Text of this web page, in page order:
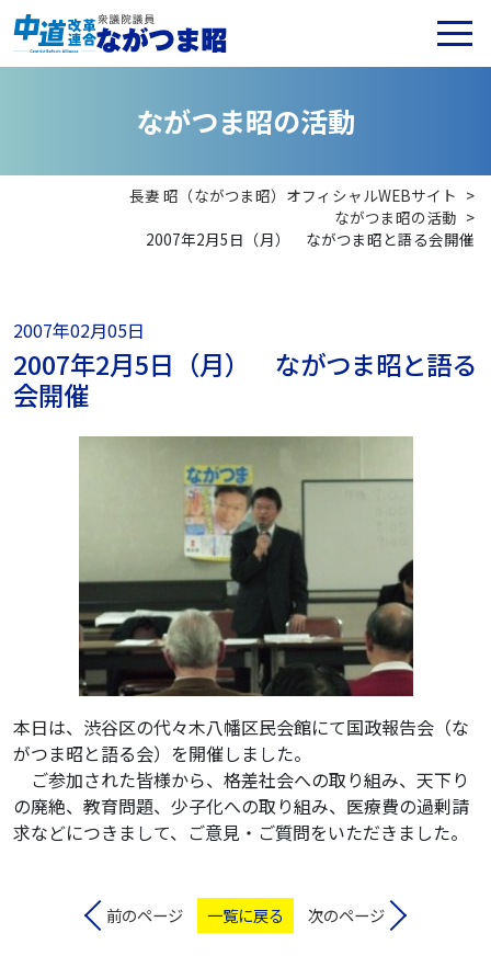
ながつま昭の活動
長妻 昭（ながつま昭）オフィシャルWEBサイト >
ながつま昭の活動 >
2007年2月5日（月） ながつま昭と語る会開催
2007年02月05日
2007年2月5日（月） ながつま昭と語る
会開催
本日は、渋谷区の代々木八幡区民会館にて国政報告会（な
がつま昭と語る会）を開催しました。
ご参加された皆様から、格差社会への取り組み、天下り
の廃絶、教育問題、少子化への取り組み、医療費の過剰請
求などにつきまして、ご意見・ご質問をいただきました。
前のページ 一覧に戻る 次のページ